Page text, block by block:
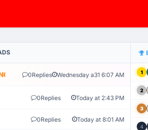
VLIKE.VN: HỆ THỐNG GIÁM SÁT TỰ
0Replies Wednesday a31 6:07 AM
0Replies Today at 2:43 PM
0Replies Today at 8:01 AM
1
2
3
4